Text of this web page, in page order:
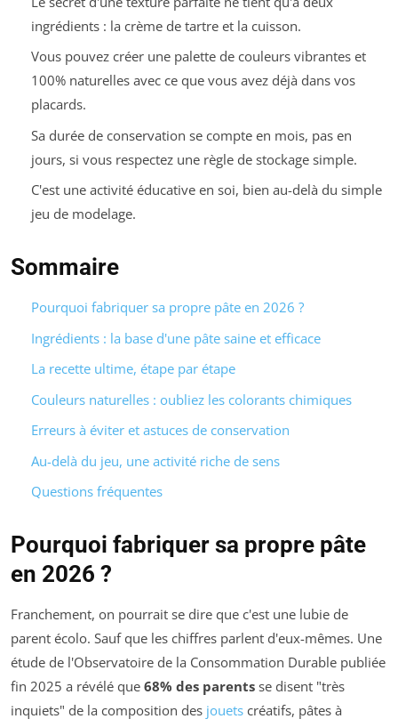
ingrédients : la crème de tartre et la cuisson.
Vous pouvez créer une palette de couleurs vibrantes et
100% naturelles avec ce que vous avez déjà dans vos
placards.
Sa durée de conservation se compte en mois, pas en
jours, si vous respectez une règle de stockage simple.
C'est une activité éducative en soi, bien au-delà du simple
jeu de modelage.
Sommaire
Pourquoi fabriquer sa propre pâte en 2026 ?
Ingrédients : la base d'une pâte saine et efficace
La recette ultime, étape par étape
Couleurs naturelles : oubliez les colorants chimiques
Erreurs à éviter et astuces de conservation
Au-delà du jeu, une activité riche de sens
Questions fréquentes
Pourquoi fabriquer sa propre pâte
en 2026 ?
Franchement, on pourrait se dire que c'est une lubie de
parent écolo. Sauf que les chiffres parlent d'eux-mêmes. Une
étude de l'Observatoire de la Consommation Durable publiée
fin 2025 a révélé que 68% des parents se disent "très
inquiets" de la composition des jouets créatifs, pâtes à